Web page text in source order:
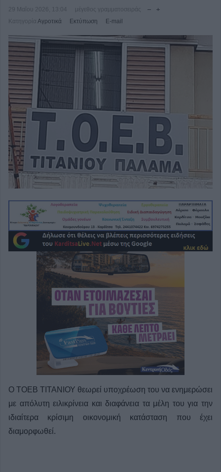
29 Μαΐου 2026, 13:04
μέγεθος γραμματοσειράς
Κατηγορία Αγροτικά Εκτύπωση E-mail
Ο ΤΟΕΒ ΤΙΤΑΝΙΟΥ θεωρεί υποχρέωση του να ενημερώσει
με απόλυτη ειλικρίνεια και διαφάνεια τα μέλη του για την
ιδιαίτερα κρίσιμη οικονομική κατάσταση που έχει
διαμορφωθεί.